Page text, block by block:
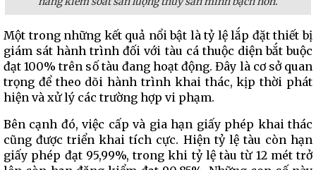
Một trong những kết quả nổi bật là tỷ lệ lắp đặt thiết bị
giám sát hành trình đối với tàu cá thuộc diện bắt buộc
đạt 100% trên số tàu đang hoạt động. Đây là cơ sở quan
trọng để theo dõi hành trình khai thác, kịp thời phát
hiện và xử lý các trường hợp vi phạm.
Bên cạnh đó, việc cấp và gia hạn giấy phép khai thác
cũng được triển khai tích cực. Hiện tỷ lệ tàu còn hạn
giấy phép đạt 95,99%, trong khi tỷ lệ tàu từ 12 mét trở